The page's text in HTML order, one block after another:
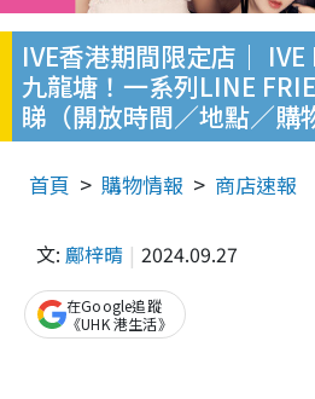
IVE香港期間限定店｜
九龍塘！一系列LINE
睇（開放時間／地點／購
首頁 購物情報 商店速報
文: 鄺梓晴 2024.09.27
在Google追蹤
《UHK 港生活》